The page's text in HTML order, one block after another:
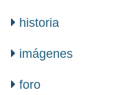
historia
imágenes
foro